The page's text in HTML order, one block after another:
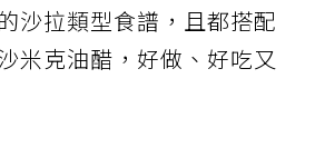
沙拉類型食譜，且都搭配
米克油醋，好做、好吃又